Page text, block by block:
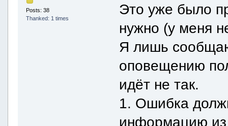
Posts: 38
Thanked: 1 times
Это уже было
нужно (у меня
Я лишь
оповещению
идёт не так.
1. Ошибка
информацию из